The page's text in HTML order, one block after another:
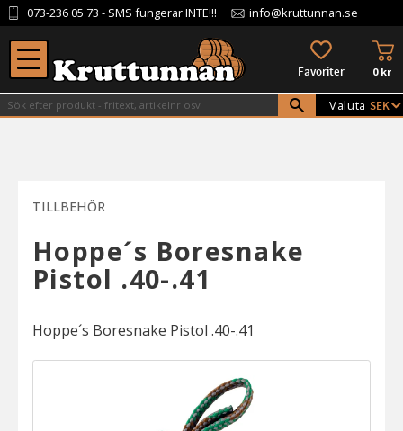
Meny
073-236 05 73 - SMS fungerar INTE!!! info@kruttunnan.se
FAVORITER 0kr
Valuta
TILLBEHÖR
Hoppe´s Boresnake
Pistol .40-.41
Hoppe´s Boresnake Pistol .40-.41